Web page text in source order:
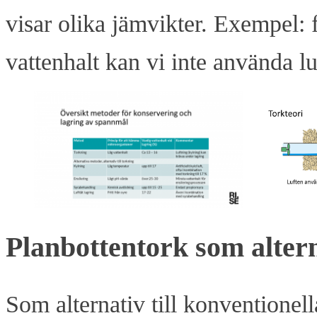
visar olika jämvikter.
vattenhalt kan vi inte använda
Planbottentork som
Som alternativ till